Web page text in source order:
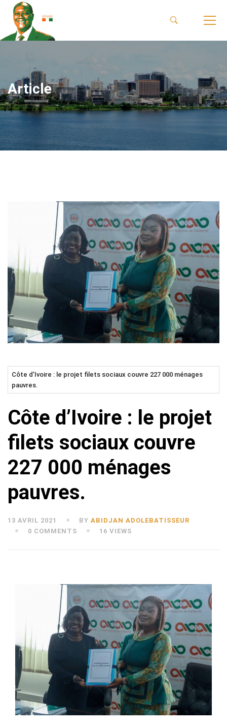
Article
Côte d’Ivoire : le projet filets sociaux couvre 227 000 ménages
pauvres.
Côte d’Ivoire : le projet
filets sociaux couvre
227 000 ménages
pauvres.
13 AVRIL 2021 BY ABIDJAN ADOLEBATISSEUR
0 COMMENTS
16 VIEWS